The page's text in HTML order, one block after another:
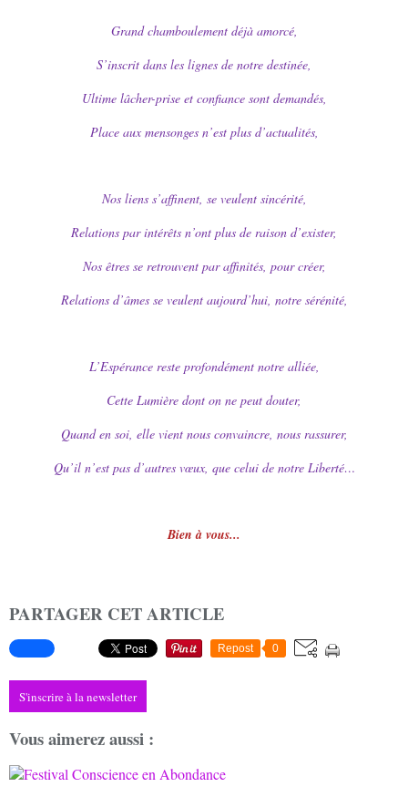
Grand chamboulement déjà amorcé,
S’inscrit dans les lignes de notre destinée,
Ultime lâcher-prise et confiance sont demandés,
Place aux mensonges n’est plus d’actualités,
Nos liens s’affinent, se veulent sincérité,
Relations par intérêts n’ont plus de raison d’exister,
Nos êtres se retrouvent par affinités, pour créer,
Relations d’âmes se veulent aujourd’hui, notre sérénité,
L’Espérance reste profondément notre alliée,
Cette Lumière dont on ne peut douter,
Quand en soi, elle vient nous convaincre, nous rassurer,
Qu’il n’est pas d’autres vœux, que celui de notre Liberté…
Bien à vous...
PARTAGER CET ARTICLE
Repost 0
S'inscrire à la newsletter
Vous aimerez aussi :